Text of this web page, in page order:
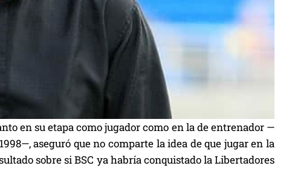
en su etapa como jugador como en la de entrenador —
aseguró que no comparte la idea de que jugar en la
sobre si BSC ya habría conquistado la Libertadores